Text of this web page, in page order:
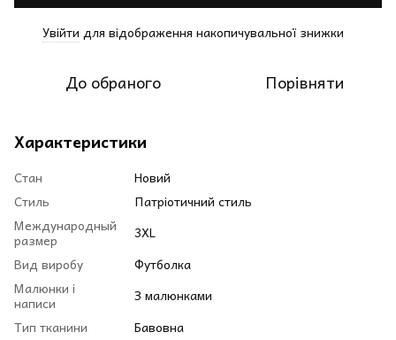
Увійти для відображення накопичувальної знижки
До обраного Порівняти
Характеристики
Стан
Новий
Стиль
Патріотичний стиль
Международный
размер
3XL
Вид виробу
Футболка
Малюнки і
написи
З малюнками
Тип тканини
Бавовна